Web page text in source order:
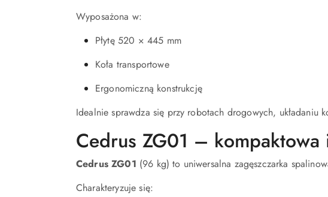
Wyposażona w:
Płytę 520 × 445 mm
Koła transportowe
Ergonomiczną konstrukcję
Idealnie sprawdza się przy robotach drogowych, układaniu
Cedrus ZG01 – kompaktowa
Cedrus ZG01 (96 kg) to uniwersalna zagęszczarka
Charakteryzuje się: